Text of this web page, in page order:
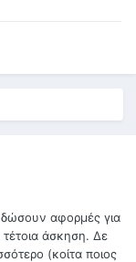
αφορμές για
τέτοια άσκηση. Δε
(κοίτα ποιος